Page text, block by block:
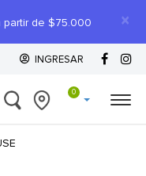
×
partir de $75.000
INGRESAR
0